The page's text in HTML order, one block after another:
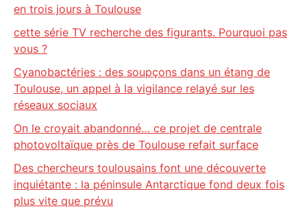
en trois jours à Toulouse
cette série TV recherche des figurants. Pourquoi pas
vous ?
Cyanobactéries : des soupçons dans un étang de
Toulouse, un appel à la vigilance relayé sur les
réseaux sociaux
On le croyait abandonné… ce projet de centrale
photovoltaïque près de Toulouse refait surface
Des chercheurs toulousains font une découverte
inquiétante : la péninsule Antarctique fond deux fois
plus vite que prévu